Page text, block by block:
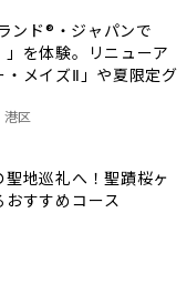
ンド®・ジャパンで
」を体験。リニューア
・メイズⅡ」や夏限定グ
区
聖地巡礼へ！聖蹟桜ヶ
すすめコース